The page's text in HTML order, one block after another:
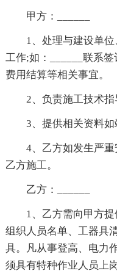
甲方：______
1、处理与建设单
工作;如：______联系签
费用结算等相关事宜。
2、负责施工技术
3、提供相关资料
4、乙方如发生严
乙方施工。
乙方：______
1、乙方需向甲方
组织人员名单、工器具
具。凡从事登高、电力
须具有特种作业人员上岗